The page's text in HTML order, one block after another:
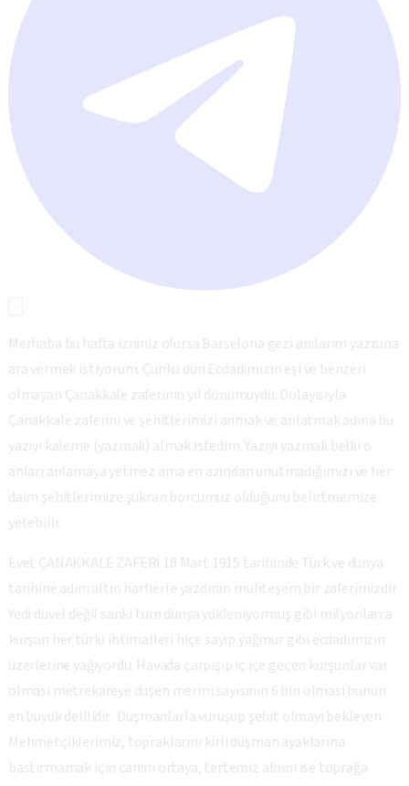
Merhaba bu hafta izniniz olursa Barselona gezi anılarım yazısına
ara vermek istiyorum. Çünkü dün Ecdadımızın eşi ve benzeri
olmayan Çanakkale zaferinin yıl dönümüydü. Dolayısıyla
Çanakkale zaferini ve şehitlerimizi anmak ve anlatmak adına bu
yazıyı kaleme (yazmak) almak istedim. Yazıyı yazmak belki o
anları anlamaya yetmez ama en azından unutmadığımızı ve her
daim şehitlerimize şükran borcumuz olduğunu belirtmemize
yetebilir.
Evet ÇANAKKALE ZAFERİ 18 Mart 1915 tarihinde Türk ve dünya
tarihine adını altın harflerle yazdıran muhteşem bir zaferimizdir.
Yedi düvel değil sanki tüm dünya yükleniyormuş gibi milyonlarca
kurşun her türlü ihtimalleri hiçe sayıp yağmur gibi ecdadımızın
üzerlerine yağıyordu. Havada çarpışıp iç içe geçen kurşunlar var
olması metrekareye düşen mermi sayısının 6 bin olması bunun
en büyük delilidir. Düşmanlarla vuruşup şehit olmayı bekleyen
Mehmetçiklerimiz, topraklarını kirli düşman ayaklarına
bastırmamak için canını ortaya, tertemiz alnını ise toprağa